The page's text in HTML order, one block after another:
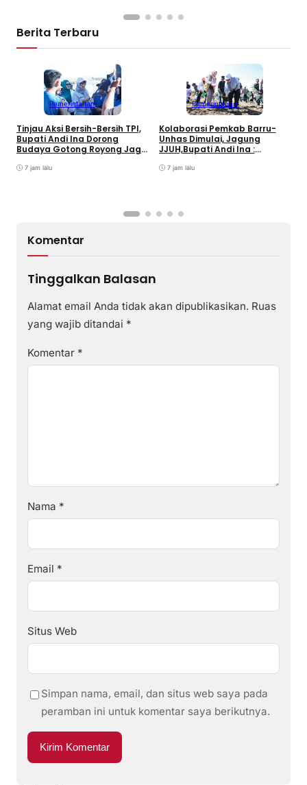
Berita Terbaru
Pemerintahan
Tinjau Aksi Bersih-Bersih TPI,
Bupati Andi Ina Dorong
Budaya Gotong Royong Jaga
7 jam lalu
Pemerintahan
Kolaborasi Pemkab Barru-
Unhas Dimulai, Jagung
JJUH,Bupati Andi Ina :
Petani
7 jam lalu
Komentar
Tinggalkan Balasan
Alamat email Anda tidak akan dipublikasikan. Ruas
yang wajib ditandai *
Komentar *
Nama *
Email *
Situs Web
Simpan nama, email, dan situs web saya pada
peramban ini untuk komentar saya berikutnya.